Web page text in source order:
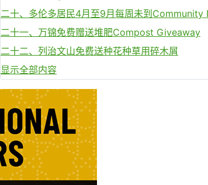
二十、多伦多居民4月至9月每周未到Community
二十一、万锦免费赠送堆肥Compost Giveaway
二十二、列治文山免费送种花种草用碎木屑
显示全部内容